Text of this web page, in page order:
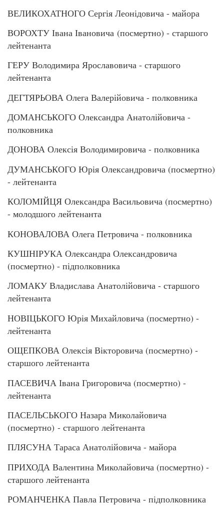
ВЕЛИКОХАТНОГО Сергія Леонідовича - майора
ВОРОХТУ Івана Івановича (посмертно) - старшого
лейтенанта
ГЕРУ Володимира Ярославовича - старшого
лейтенанта
ДЕГТЯРЬОВА Олега Валерійовича - полковника
ДОМАНСЬКОГО Олександра Анатолійовича -
полковника
ДОНОВА Олексія Володимировича - полковника
ДУМАНСЬКОГО Юрія Олександровича (посмертно)
- лейтенанта
КОЛОМІЙЦЯ Олександра Васильовича (посмертно)
- молодшого лейтенанта
КОНОВАЛОВА Олега Петровича - полковника
КУШНІРУКА Олександра Олександровича
(посмертно) - підполковника
ЛОМАКУ Владислава Анатолійовича - старшого
лейтенанта
НОВІЦЬКОГО Юрія Михайловича (посмертно) -
лейтенанта
ОЩЕПКОВА Олексія Вікторовича (посмертно) -
старшого лейтенанта
ПАСЕВИЧА Івана Григоровича (посмертно) -
лейтенанта
ПАСЕЛЬСЬКОГО Назара Миколайовича
(посмертно) - старшого лейтенанта
ПЛЯСУНА Тараса Анатолійовича - майора
ПРИХОДА Валентина Миколайовича (посмертно) -
старшого лейтенанта
РОМАНЧЕНКА Павла Петровича - підполковника